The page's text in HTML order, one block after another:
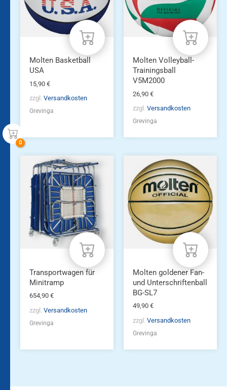
Molten Basketball
USA
15,90 €
zzgl. Versandkosten
Grevinga
Molten Volleyball-
Trainingsball
V5M2000
26,90 €
zzgl. Versandkosten
Grevinga
Transportwagen für
Minitramp
654,90 €
zzgl. Versandkosten
Grevinga
Molten goldener Fan-
und Unterschriftenball
BG-SL7
49,90 €
zzgl. Versandkosten
Grevinga